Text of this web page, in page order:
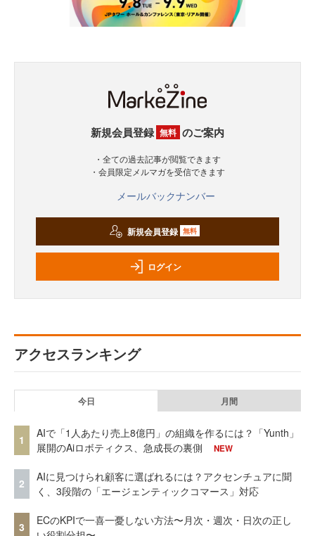
新規会員登録 無料 のご案内
・全ての過去記事が閲覧できます
・会員限定メルマガを受信できます
メールバックナンバー
新規会員登録 無料
ログイン
アクセスランキング
今日 月間
1
AIで「1人あたり売上8億円」の組織を作るには？「Yunth」
展開のAiロボティクス、急成長の裏側
NEW
2
AIに見つけられ顧客に選ばれるには？アクセンチュアに聞
く、3段階の「エージェンティックコマース」対応
3
ECのKPIで一喜一憂しない方法〜月次・週次・日次の正し